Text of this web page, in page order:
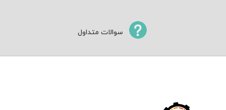
سوالات متداول